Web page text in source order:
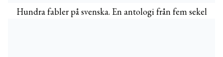
Hundra fabler på svenska. En antologi från fem sekel